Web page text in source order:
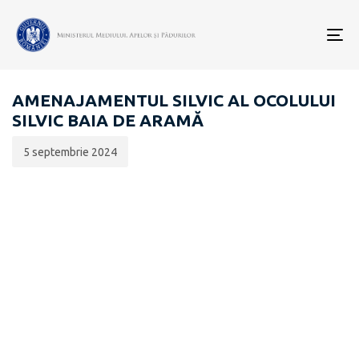
EVALUARE DE MEDIU PENTRU STRATEGII / PLANURI /
AMENAJAMENTUL SILVIC AL OCOLULUI
SILVIC BAIA DE ARAMĂ
publicării:
5 septembrie 2024